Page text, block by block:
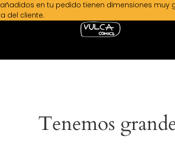
en tu pedido tienen dimensiones muy
del cliente.
Tenemos